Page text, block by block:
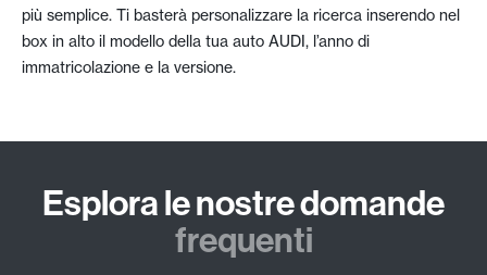
più semplice. Ti basterà personalizzare la ricerca inserendo nel
box in alto il modello della tua auto AUDI, l’anno di
immatricolazione e la versione.
Esplora le nostre domande
frequenti